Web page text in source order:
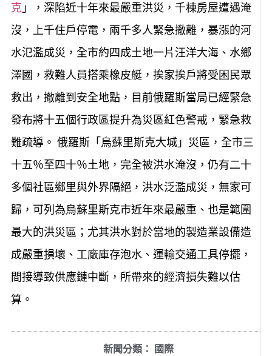
克」，深陷近十年來最嚴重洪災，千棟房屋遭遇淹
沒，上千住戶停電，兩千多人緊急撤離，暴漲的河
水氾濫成災，全市約四成土地一片汪洋大海、水鄉
澤國，救難人員搭乘橡皮艇，挨家挨戶將受困民眾
救出，撤離到安全地點，目前俄羅斯當局已經緊急
發布將十五個行政區提升為災區紅色警戒，緊急救
難疏導。 俄羅斯「烏蘇里斯克大城」災區，全市三
十五％至四十％土地，完全被洪水淹沒，仍有二十
多個社區鄉里與外界隔絕，洪水泛濫成災，無家可
歸，可列為烏蘇里斯克市近年來最嚴重、也是範圍
最大的洪災區；尤其洪水對於當地的製造業設備造
成嚴重損壞、工廠庫存泡水、運輸交通工具停擺，
間接導致供應鏈中斷，所帶來的經濟損失難以估
算。
新聞分類： 國際